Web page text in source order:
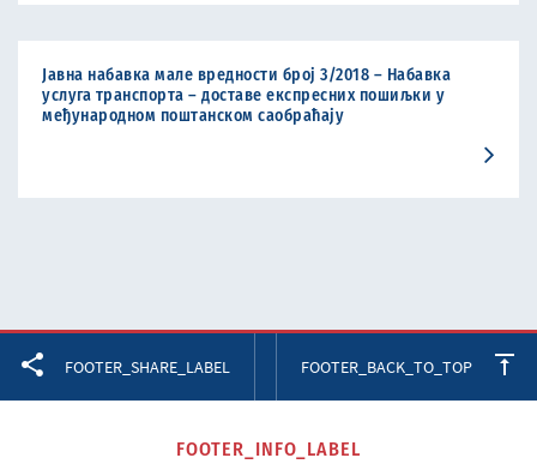
Јавна набавка мале вредности број 3/2018 – Набавка
услуга транспорта – доставе експресних пошиљки у
међународном поштанском саобраћају
FOOTER_SHARE_LABEL FOOTER_BACK_TO_TOP
FOOTER_INFO_LABEL